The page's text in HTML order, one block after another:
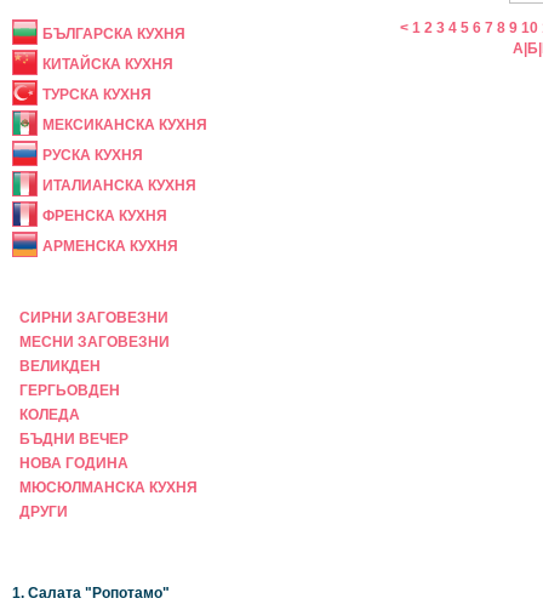
БЪЛГАРСКА КУХНЯ
КИТАЙСКА КУХНЯ
ТУРСКА КУХНЯ
МЕКСИКАНСКА КУХНЯ
РУСКА КУХНЯ
ИТАЛИАНСКА КУХНЯ
ФРЕНСКА КУХНЯ
АРМЕНСКА КУХНЯ
СИРНИ ЗАГОВЕЗНИ
МЕСНИ ЗАГОВЕЗНИ
ВЕЛИКДЕН
ГЕРГЬОВДЕН
КОЛЕДА
БЪДНИ ВЕЧЕР
НОВА ГОДИНА
МЮСЮЛМАНСКА КУХНЯ
ДРУГИ
1. Салата "Ропотамо"
< 1 2 3 4 5 6 7 8 9 10
А Б